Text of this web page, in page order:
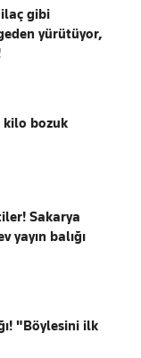
gibi
yürütüyor,
kilo bozuk
Sakarya
yayın balığı
"Böylesini ilk